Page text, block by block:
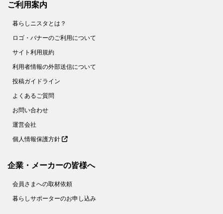
ご利用案内
暮らしニスタとは？
ロゴ・バナーのご利用について
サイト利用規約
利用者情報の外部送信について
投稿ガイドライン
よくあるご質問
お問い合わせ
運営会社
個人情報保護方針
企業・メーカーの皆様へ
会員さまへの取材依頼
暮らしサポーターのお申し込み